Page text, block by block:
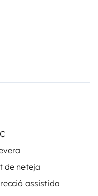
de neteja
assistida